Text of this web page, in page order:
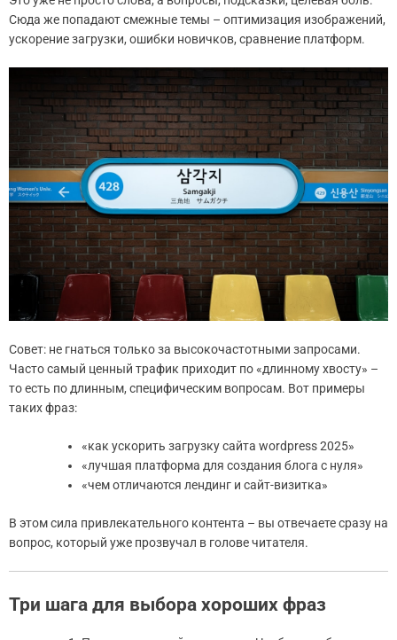
Сюда же попадают смежные темы – оптимизация изображений,
ускорение загрузки, ошибки новичков, сравнение платформ.
Совет: не гнаться только за высокочастотными запросами.
Часто самый ценный трафик приходит по «длинному хвосту» –
то есть по длинным, специфическим вопросам. Вот примеры
таких фраз:
«как ускорить загрузку сайта wordpress 2025»
«лучшая платформа для создания блога с нуля»
«чем отличаются лендинг и сайт-визитка»
В этом сила привлекательного контента – вы отвечаете сразу на
вопрос, который уже прозвучал в голове читателя.
Три шага для выбора хороших фраз